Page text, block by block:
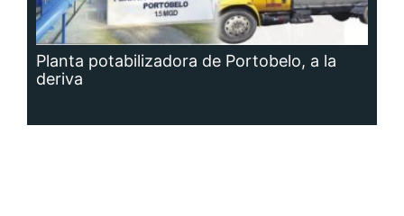
Planta potabilizadora de Portobelo, a la
deriva